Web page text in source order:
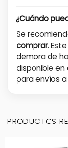
¿Cuándo
Se
comprar.
demora de
disponible en
para envíos
PRODUCTOS